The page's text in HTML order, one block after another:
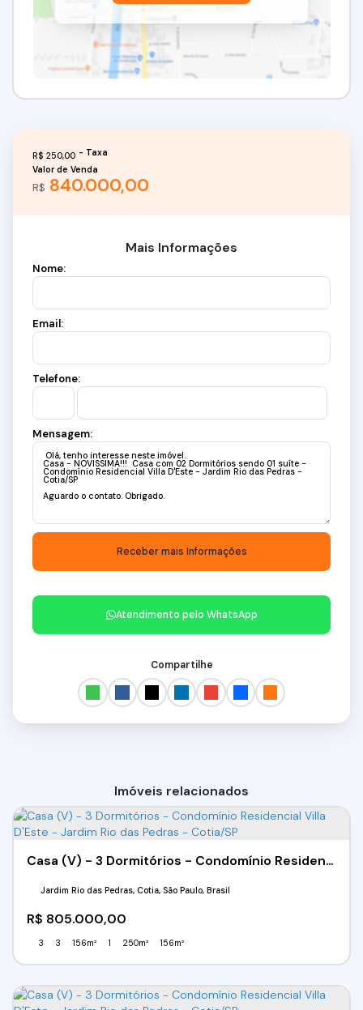
R$ 840.000,00
Valor de Venda
R$ 250,00
Mais Informações
Nome:
Email:
Telefone:
Mensagem:
Atendimento pelo WhatsApp
Compartilhe
Imóveis relacionados
Casa (V) - 3 Dormitórios - Condomínio Residencial Villa D'Este - Jardim Rio das Pedras - Cotia/SP
R$ 805.000,00
Jardim Rio das Pedras, Cotia, São Paulo, Brasil
3 3 156m² 1 250m² 156m²